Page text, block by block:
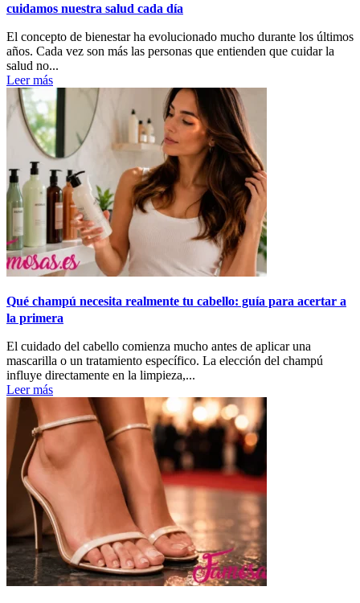
cuidamos nuestra salud cada día
El concepto de bienestar ha evolucionado mucho durante los últimos
años. Cada vez son más las personas que entienden que cuidar la
salud no...
Leer más
Qué champú necesita realmente tu cabello: guía para acertar a
la primera
El cuidado del cabello comienza mucho antes de aplicar una
mascarilla o un tratamiento específico. La elección del champú
influye directamente en la limpieza,...
Leer más